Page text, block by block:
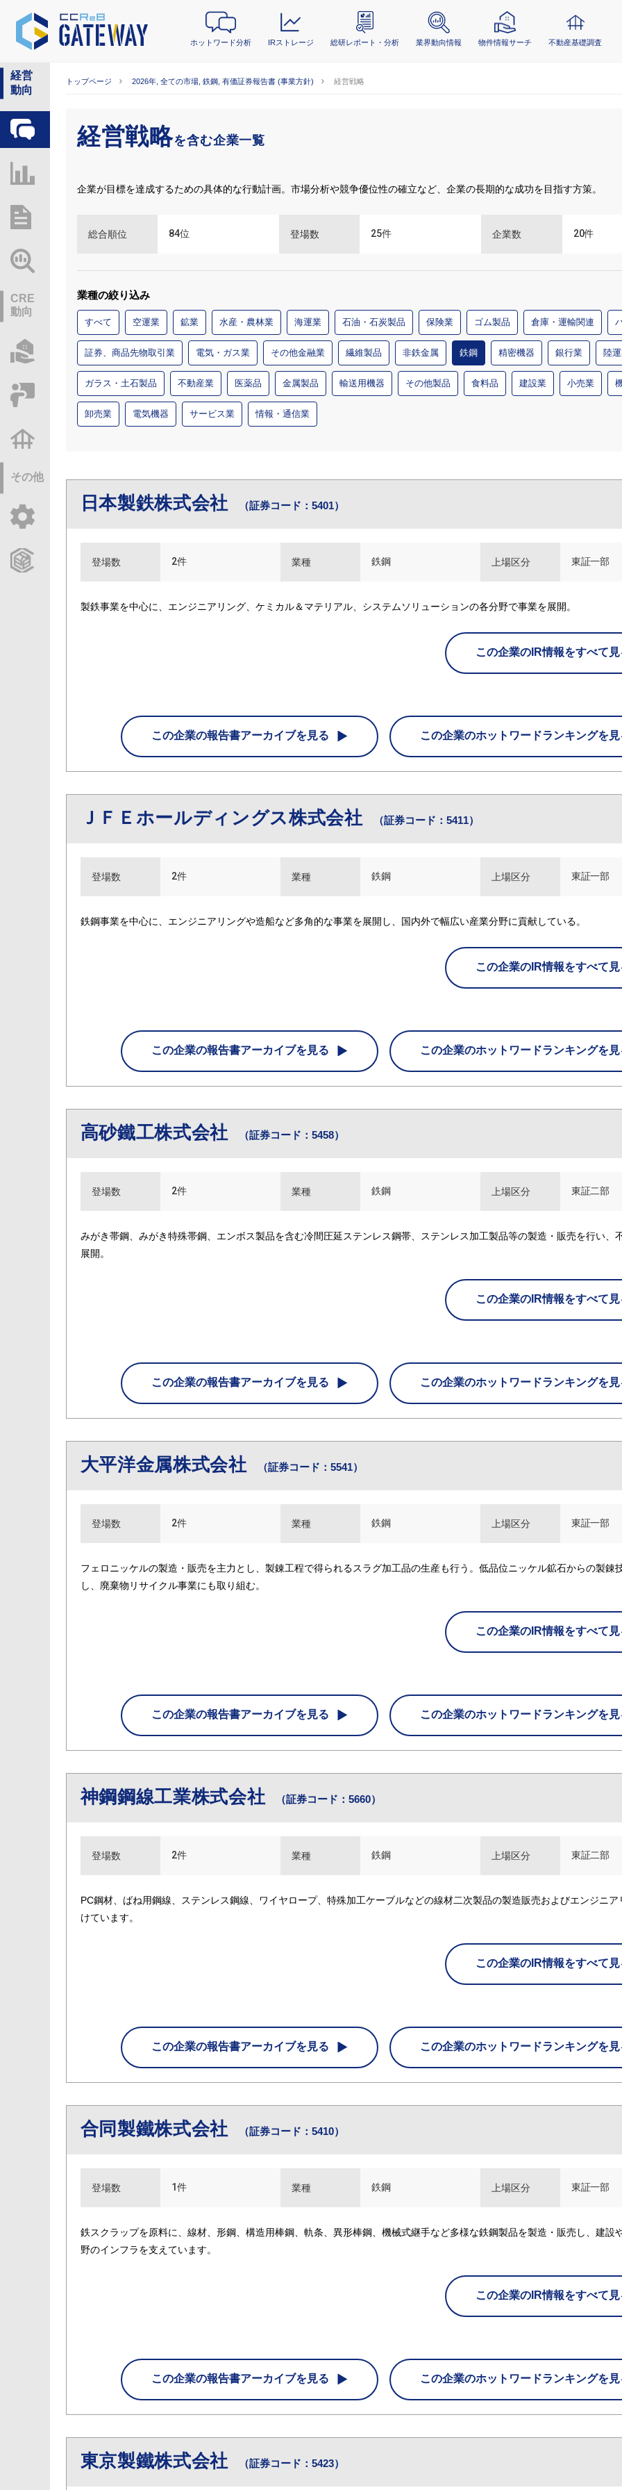
ホットワード分析 IRストレージ 総研レポート・分析 業界動向情報 物件情報サーチ 不動産基礎調査
経営
動向
ホットワード分析
CRE
動向
物件情報サーチ
セミナー・研修
その他
ご利用ガイド
CCReBサービスのご案内
トップページ 2026年, 全ての市場, 鉄鋼, 有価証券報告書 (事業方針) 経営戦略
経営戦略を含む企業一覧
企業が目標を達成するための具体的な行動計画。市場分析や競争優位性の確立など、企業の長期的な成功を目指す方策。
総合順位 84位 登場数 25件 企業数 20件
業種の絞り込み
すべて 空運業 鉱業 水産・農林業 海運業 石油・石炭製品 保険業 ゴム製品 倉庫・運輸関連
証券、商品先物取引業 電気・ガス業 その他金融業 繊維製品 非鉄金属 鉄鋼 精密機器 銀行業 陸
ガラス・土石製品 不動産業 医薬品 金属製品 輸送用機器 その他製品 食料品 建設業 小売業
卸売業 電気機器 サービス業 情報・通信業
日本製鉄株式会社 （証券コード：5401）
登場数 2件 業種 鉄鋼 上場区分 東証一部
製鉄事業を中心に、エンジニアリング、ケミカル＆マテリアル、システムソリューションの各分野で事業を展開。
この企業のIR情報をすべて見
この企業の報告書アーカイブを見る この企業のホットワードランキングを見
ＪＦＥホールディングス株式会社 （証券コード：5411）
登場数 2件 業種 鉄鋼 上場区分 東証一部
鉄鋼事業を中心に、エンジニアリングや造船など多角的な事業を展開し、国内外で幅広い産業分野に貢献している。
この企業のIR情報をすべて見
この企業の報告書アーカイブを見る この企業のホットワードランキングを見
高砂鐵工株式会社 （証券コード：5458）
登場数 2件 業種 鉄鋼 上場区分 東証二部
みがき帯鋼、みがき特殊帯鋼、エンボス製品を含む冷間圧延ステンレス鋼帯、ステンレス加工製品等の製造・販売を行い、
展開。
この企業のIR情報をすべて見
この企業の報告書アーカイブを見る この企業のホットワードランキングを見
大平洋金属株式会社 （証券コード：5541）
登場数 2件 業種 鉄鋼 上場区分 東証一部
フェロニッケルの製造・販売を主力とし、製錬工程で得られるスラグ加工品の生産も行う。低品位ニッケル鉱石からの製錬
し、廃棄物リサイクル事業にも取り組む。
この企業のIR情報をすべて見
この企業の報告書アーカイブを見る この企業のホットワードランキングを見
神鋼鋼線工業株式会社 （証券コード：5660）
登場数 2件 業種 鉄鋼 上場区分 東証二部
PC鋼材、ばね用鋼線、ステンレス鋼線、ワイヤロープ、特殊加工ケーブルなどの線材二次製品の製造販売およびエンジニア
けています。
この企業のIR情報をすべて見
この企業の報告書アーカイブを見る この企業のホットワードランキングを見
合同製鐵株式会社 （証券コード：5410）
登場数 1件 業種 鉄鋼 上場区分 東証一部
鉄スクラップを原料に、線材、形鋼、構造用棒鋼、軌条、異形棒鋼、機械式継手など多様な鉄鋼製品を製造・販売し、建設
野のインフラを支えています。
この企業のIR情報をすべて見
この企業の報告書アーカイブを見る この企業のホットワードランキングを見
東京製鐵株式会社 （証券コード：5423）